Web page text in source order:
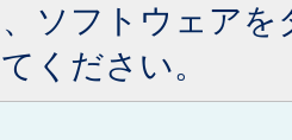
ソフトウェア
ください。